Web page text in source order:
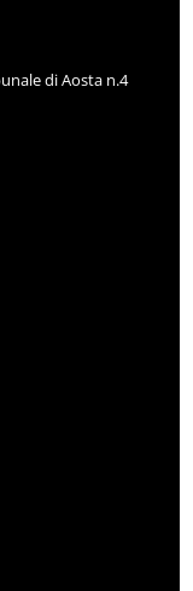
di Aosta n.4